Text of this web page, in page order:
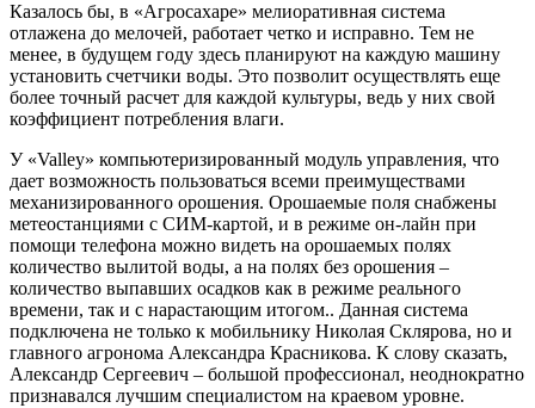
Казалось бы, в «Агросахаре» мелиоративная система
отлажена до мелочей, работает четко и исправно. Тем не
менее, в будущем году здесь планируют на каждую машину
установить счетчики воды. Это позволит осуществлять еще
более точный расчет для каждой культуры, ведь у них свой
коэффициент потребления влаги.
У «Valley» компьютеризированный модуль управления, что
дает возможность пользоваться всеми преимуществами
механизированного орошения. Орошаемые поля снабжены
метеостанциями с СИМ-картой, и в режиме он-лайн при
помощи телефона можно видеть на орошаемых полях
количество вылитой воды, а на полях без орошения –
количество выпавших осадков как в режиме реального
времени, так и с нарастающим итогом.. Данная система
подключена не только к мобильнику Николая Склярова, но и
главного агронома Александра Красникова. К слову сказать,
Александр Сергеевич – ​большой профессионал, неоднократно
признавался лучшим специалистом на краевом уровне.